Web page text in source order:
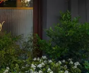
batımından
sunuyor.